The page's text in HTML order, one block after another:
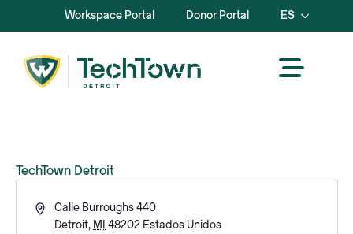
Workspace Portal Donor Portal ES
TechTown Detroit
Dirección
Calle Burroughs 440
Detroit, MI48202 Estados Unidos